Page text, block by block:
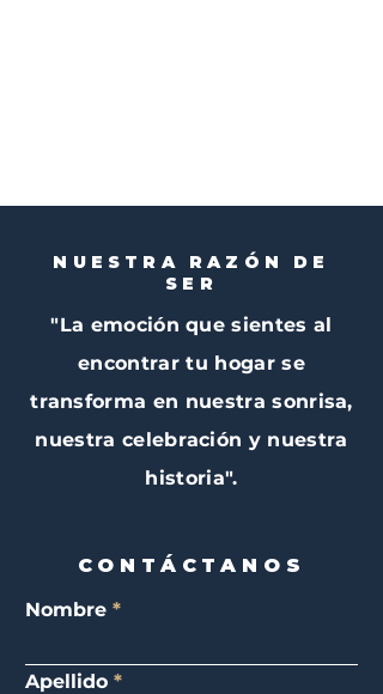
NUESTRA RAZÓN DE
SER
"La emoción que sientes al
encontrar tu hogar se
transforma en nuestra sonrisa,
nuestra celebración y nuestra
historia".
CONTÁCTANOS
Nombre
Apellido